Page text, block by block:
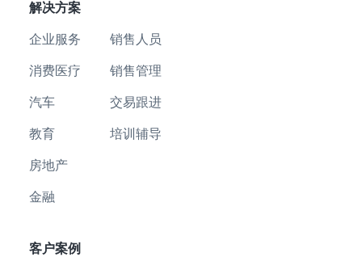
解决方案
企业服务
消费医疗
汽车
教育
房地产
金融
销售人员
销售管理
交易跟进
培训辅导
客户案例